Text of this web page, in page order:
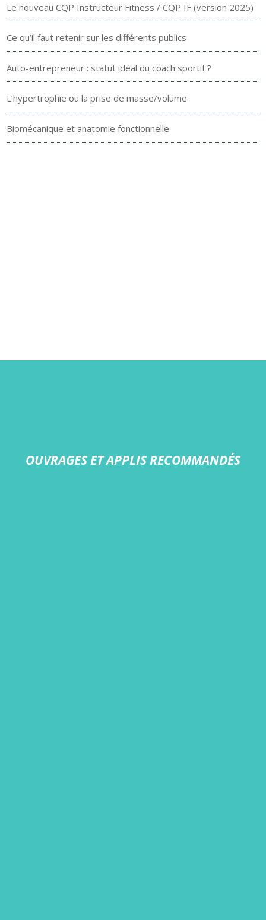
Le nouveau CQP Instructeur Fitness / CQP IF (version 2025)
Ce qu’il faut retenir sur les différents publics
Auto-entrepreneur : statut idéal du coach sportif ?
L’hypertrophie ou la prise de masse/volume
Biomécanique et anatomie fonctionnelle
OUVRAGES ET APPLIS RECOMMANDÉS